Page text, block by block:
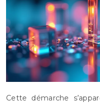
Cette démarche